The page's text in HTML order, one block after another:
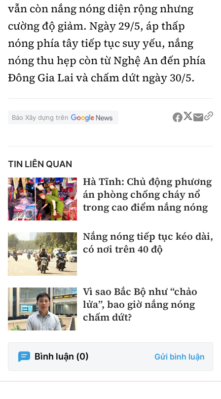
vẫn còn nắng nóng diện rộng nhưng
cường độ giảm. Ngày 29/5, áp thấp
nóng phía tây tiếp tục suy yếu, nắng
nóng thu hẹp còn từ Nghệ An đến phía
Đông Gia Lai và chấm dứt ngày 30/5.
Báo Xây dựng trên
TIN LIÊN QUAN
Hà Tĩnh: Chủ động phương
án phòng chống cháy nổ
trong cao điểm nắng nóng
Nắng nóng tiếp tục kéo dài,
có nơi trên 40 độ
Vì sao Bắc Bộ như “chảo
lửa”, bao giờ nắng nóng
chấm dứt?
Bình luận (0) Gửi bình luận